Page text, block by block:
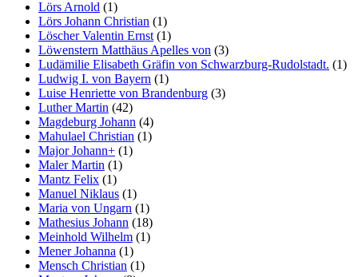
Lörs Arnold (1)
Lörs Johann Christian (1)
Löscher Valentin Ernst (1)
Löwenstern Matthäus Apelles von (3)
Ludämilie Elisabeth Gräfin von Schwarzburg-Rudolstadt. (1)
Ludwig I. von Bayern (1)
Luise Henriette von Brandenburg (3)
Luther Martin (42)
Magdeburg Johann (4)
Mahulael Christian (1)
Major Johann+ (1)
Maler Martin (1)
Mantz Felix (1)
Manuel Niklaus (1)
Maria von Ungarn (1)
Mathesius Johann (18)
Meinhold Wilhelm (1)
Mener Johanna (1)
Mensch Christian (1)